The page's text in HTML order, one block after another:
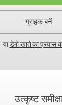
ग्राहक बनें
याडेमो खाते का प्रयास
उत्कृष्ट